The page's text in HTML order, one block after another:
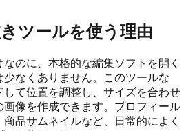
ツールを使う理由
なのに、本格的な編集ソフトを開く
なくありません。このツールな
して位置を調整し、サイズを合わせ
画像を作成できます。プロフィール
品サムネイルなど、日常的によく